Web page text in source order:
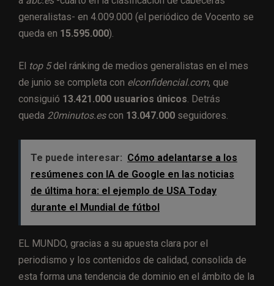
generalistas- en 4.009.000 (el periódico de Vocento se
queda en 15.595.000).
El top 5del ránking de medios generalistas en el mes
de junio se completa con elconfidencial.com, que
consiguió 13.421.000 usuarios únicos . Detrás
queda 20minutos.escon 13.047.000 seguidores.
Te puede interesar: Cómo adelantarse a los
resúmenes con IA de Google en las noticias
de última hora: el ejemplo de USA Today
durante el Mundial de fútbol
EL MUNDO, gracias a su apuesta clara por el
periodismo y los contenidos de calidad, consolida de
esta forma una tendencia de dominio en el ámbito de la